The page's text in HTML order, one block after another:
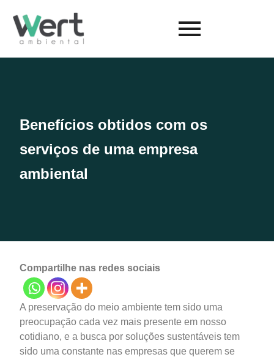
Benefícios obtidos com os
serviços de uma empresa
ambiental
Compartilhe nas redes sociais
A preservação do meio ambiente tem sido uma
preocupação cada vez mais presente em nosso
cotidiano, e a busca por soluções sustentáveis tem
sido uma constante nas empresas que querem se